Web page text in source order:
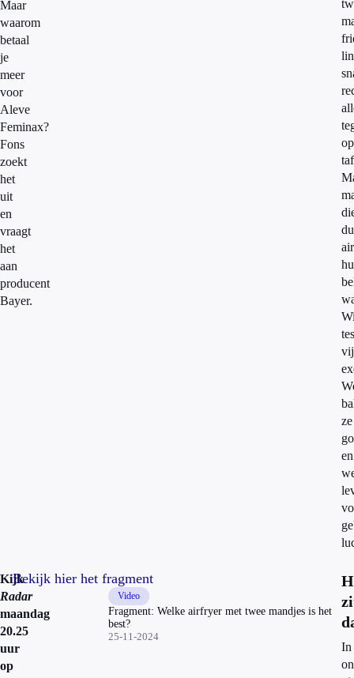
Maar
waarom
betaal
je
meer
voor
Aleve
Feminax?
Fons
zoekt
het
uit
en
vraagt
het
aan
producent
Bayer.
op
ze
en
Kijk
Radar
maandag
20.25
uur
op
Bekijk hier het fragment
Video
Fragment: Welke airfryer met twee mandjes is het
best?
25-11-2024
In